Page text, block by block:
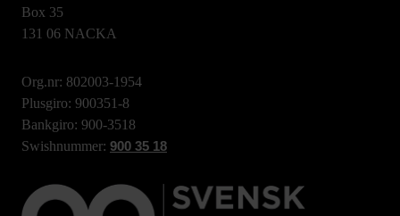
Box 35
131 06 NACKA
Org.nr: 802003-1954
Plusgiro: 900351-8
Bankgiro: 900-3518
Swishnummer: 900 35 18